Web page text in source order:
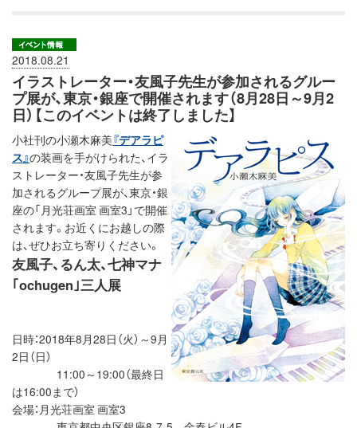
2018.08.21
イラストレーター・友風子先生が参加されるグルー
プ展が、東京・銀座で開催されます（8月28日～9月2
日）【このイベントは終了しました】
小社刊の小瀬木麻美『デアラピ
ス』の装画を手がけられた、イラ
ストレーター・友風子先生が参
加されるグループ展が、東京・銀
座の「月光荘画室 画室3」で開催
されます。お近くにお越しの際
は、ぜひお立ち寄りください。
友風子、るん太、七神マナ
｢ochugen｣三人展
日時：2018年8月28日（火）～9月
2日（日）
11:00～19:00（最終日
は16:00まで）
会場：月光荘画室 画室3